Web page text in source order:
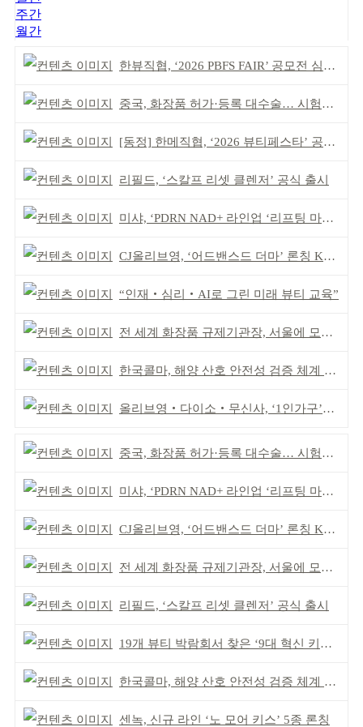
주간
월간
한뷰직협, ‘2026 PBFS FAIR’ 공모전 심사 성료
중국, 화장품 허가·등록 대수술… 시험자료 공용 허용
[동정] 한메직협, ‘2026 뷰티페스타’ 공동 주최
리필드, ‘스칼프 리셋 클렌저’ 공식 출시
미샤, ‘PDRN NAD+ 라인업 ‘리프팅 마스크’ 출시
CJ올리브영, ‘어드밴스드 더마’ 론칭 K더마 육성 박차
“인재‧심리‧AI로 그린 미래 뷰티 교육”
전 세계 화장품 규제기관장, 서울에 모인다
한국콜마, 해양 산호 안전성 검증 체계 구축
올리브영‧다이소‧무신사, ‘1인가구’가 이끈다
중국, 화장품 허가·등록 대수술… 시험자료 공용 허용
미샤, ‘PDRN NAD+ 라인업 ‘리프팅 마스크’ 출시
CJ올리브영, ‘어드밴스드 더마’ 론칭 K더마 육성 박차
전 세계 화장품 규제기관장, 서울에 모인다
리필드, ‘스칼프 리셋 클렌저’ 공식 출시
19개 뷰티 박람회서 찾은 ‘9대 혁신 키워드’
한국콜마, 해양 산호 안전성 검증 체계 구축
센녹, 신규 라인 ‘노 모어 키스’ 5종 론칭